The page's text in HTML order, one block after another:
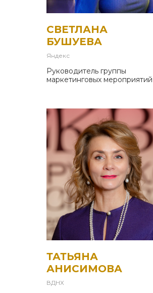
СВЕТЛАНА
БУШУЕВА
Яндекс
Руководитель группы
маркетинговых мероприятий
ТАТЬЯНА
АНИСИМОВА
ВДНХ